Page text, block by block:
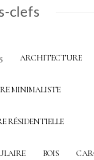
clefs
ARCHITECTURE
MINIMALISTE
RÉSIDENTIELLE
BOIS